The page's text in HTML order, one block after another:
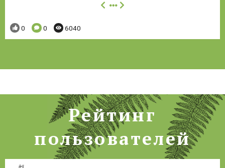
далее
Понравилось:
0 Комментариев:
0 Просмотров:
6040
Рейтинг
пользователей